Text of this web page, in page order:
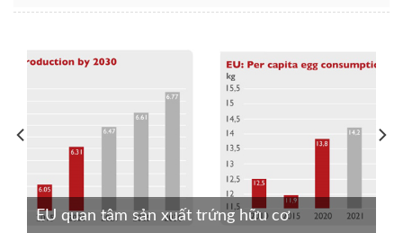
EU quan tâm sản xuất trứng hữu cơ